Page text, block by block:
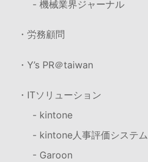
- 機械業界ジャーナル
・労務顧問
・Y’s PR＠taiwan
・ITソリューション
- kintone
- kintone人事評価システム
- Garoon